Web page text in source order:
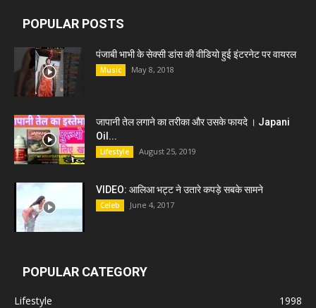
POPULAR POSTS
पंजाबी भाभी के सेक्सी डांस की वीडियो हुई इंटरनेट पर वायरल
Music May 8, 2018
जापानी तेल लगाने का तरीका और उसके फायदे । Japani
Oil...
Lifestyle August 25, 2019
VIDEO: आलिआ भट्ट ने उतारे कपड़े सबके सामने
Celeb June 4, 2017
POPULAR CATEGORY
Lifestyle
1998